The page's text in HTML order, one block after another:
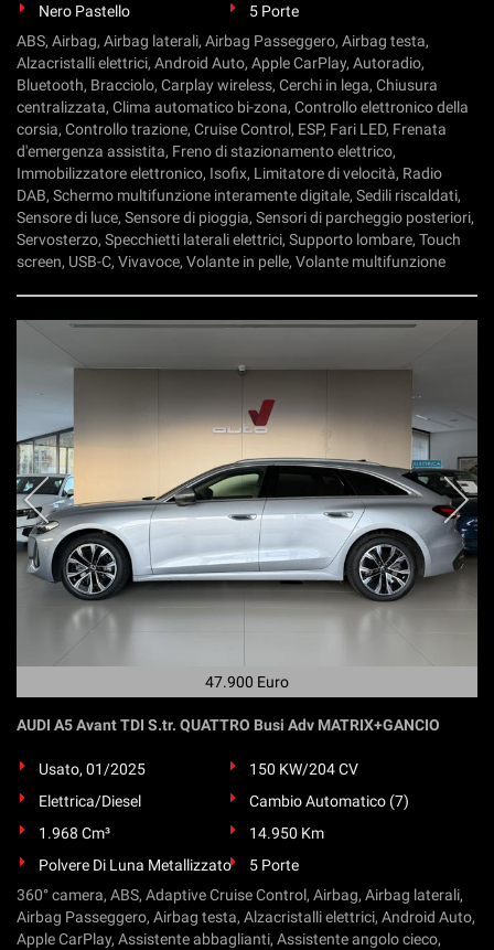
Nero Pastello
5 Porte
ABS, Airbag, Airbag laterali, Airbag Passeggero, Airbag testa,
Alzacristalli elettrici, Android Auto, Apple CarPlay, Autoradio,
Bluetooth, Bracciolo, Carplay wireless, Cerchi in lega, Chiusura
centralizzata, Clima automatico bi-zona, Controllo elettronico della
corsia, Controllo trazione, Cruise Control, ESP, Fari LED, Frenata
d'emergenza assistita, Freno di stazionamento elettrico,
Immobilizzatore elettronico, Isofix, Limitatore di velocità, Radio
DAB, Schermo multifunzione interamente digitale, Sedili riscaldati,
Sensore di luce, Sensore di pioggia, Sensori di parcheggio posteriori,
Servosterzo, Specchietti laterali elettrici, Supporto lombare, Touch
screen, USB-C, Vivavoce, Volante in pelle, Volante multifunzione
47.900 Euro
AUDI A5 Avant TDI S.tr. QUATTRO Busi Adv MATRIX+GANCIO
Usato, 01/2025
150 KW/204 CV
Elettrica/Diesel
Cambio Automatico (7)
1.968 Cm³
14.950 Km
Polvere Di Luna Metallizzato
5 Porte
360° camera, ABS, Adaptive Cruise Control, Airbag, Airbag laterali,
Airbag Passeggero, Airbag testa, Alzacristalli elettrici, Android Auto,
Apple CarPlay, Assistente abbaglianti, Assistente angolo cieco,